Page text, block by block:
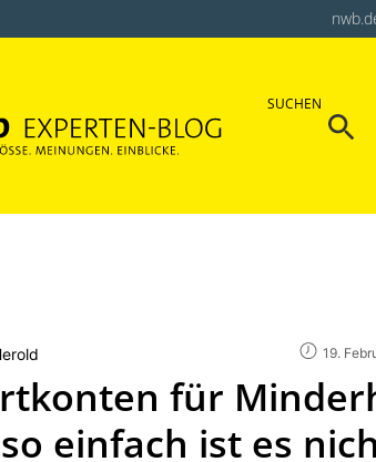
SUCHEN
Search
19.
für
einfach ist es